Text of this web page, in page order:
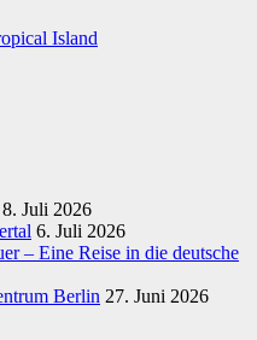
Island
8. Juli 2026
6. Juli 2026
– Eine Reise in die deutsche
Berlin 27. Juni 2026